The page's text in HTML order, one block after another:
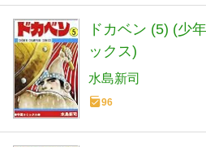
ドカベン (5) (少
ックス)
水島新司
96